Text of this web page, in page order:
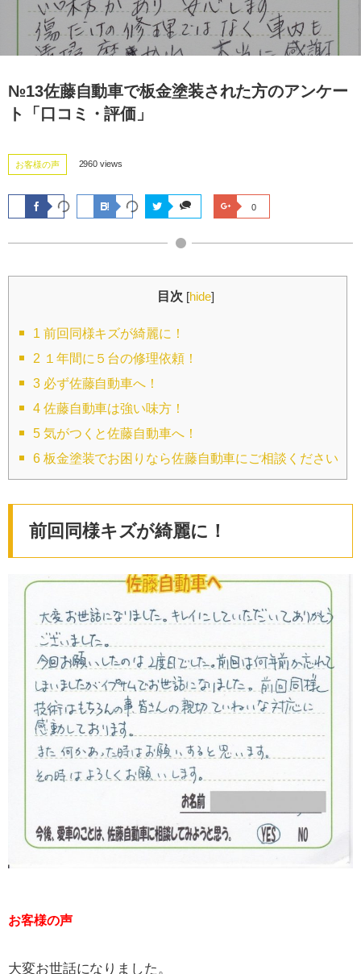
№13佐藤自動車で板金塗装された方のアンケー
ト「口コミ・評価」
お客様の声 2960 views
0
目次 [hide]
1 前回同様キズが綺麗に！
2 １年間に５台の修理依頼！
3必ず佐藤自動車へ！
4佐藤自動車は強い味方！
5気がつくと佐藤自動車へ！
6板金塗装でお困りなら佐藤自動車にご相談ください
前回同様キズが綺麗に！
お客様の声
大変お世話になりました。